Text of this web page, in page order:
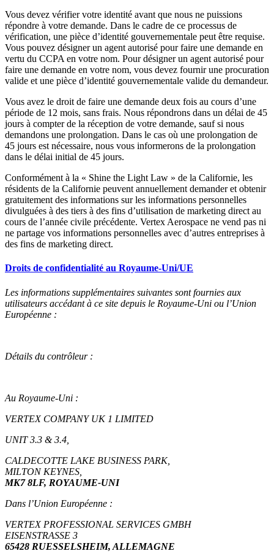
Vous devez vérifier votre identité avant que nous ne puissions
répondre à votre demande. Dans le cadre de ce processus de
vérification, une pièce d’identité gouvernementale peut être requise.
Vous pouvez désigner un agent autorisé pour faire une demande en
vertu du CCPA en votre nom. Pour désigner un agent autorisé pour
faire une demande en votre nom, vous devez fournir une procuration
valide et une pièce d’identité gouvernementale valide du demandeur.
Vous avez le droit de faire une demande deux fois au cours d’une
période de 12 mois, sans frais. Nous répondrons dans un délai de 45
jours à compter de la réception de votre demande, sauf si nous
demandons une prolongation. Dans le cas où une prolongation de
45 jours est nécessaire, nous vous informerons de la prolongation
dans le délai initial de 45 jours.
Conformément à la « Shine the Light Law » de la Californie, les
résidents de la Californie peuvent annuellement demander et obtenir
gratuitement des informations sur les informations personnelles
divulguées à des tiers à des fins d’utilisation de marketing direct au
cours de l’année civile précédente. Vertex Aerospace ne vend pas ni
ne partage vos informations personnelles avec d’autres entreprises à
des fins de marketing direct.
Droits de confidentialité au Royaume-Uni/UE
Les informations supplémentaires suivantes sont fournies aux
utilisateurs accédant à ce site depuis le Royaume-Uni ou l’Union
Européenne :
Détails du contrôleur :
Au Royaume-Uni :
VERTEX COMPANY UK 1 LIMITED
UNIT 3.3 & 3.4,
CALDECOTTE LAKE BUSINESS PARK,
MILTON KEYNES,
MK7 8LF, ROYAUME-UNI
Dans l’Union Européenne :
VERTEX PROFESSIONAL SERVICES GMBH
EISENSTRASSE 3
65428 RUESSELSHEIM, ALLEMAGNE